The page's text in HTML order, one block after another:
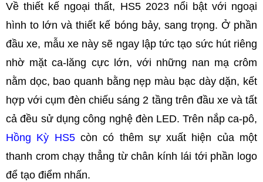
Về thiết kế ngoại thất, HS5 2023 nổi bật với ngoại
hình to lớn và thiết kế bóng bảy, sang trọng. Ở phần
đầu xe, mẫu xe này sẽ ngay lập tức tạo sức hút riêng
nhờ mặt ca-lăng cực lớn, với những nan mạ crôm
nằm dọc, bao quanh bằng nẹp màu bạc dày dặn, kết
hợp với cụm đèn chiếu sáng 2 tầng trên đầu xe và tất
cả đều sử dụng công nghệ đèn LED. Trên nắp ca-pô,
Hồng Kỳ HS5 còn có thêm sự xuất hiện của một
thanh crom chạy thẳng từ chân kính lái tới phần logo
để tạo điểm nhấn.